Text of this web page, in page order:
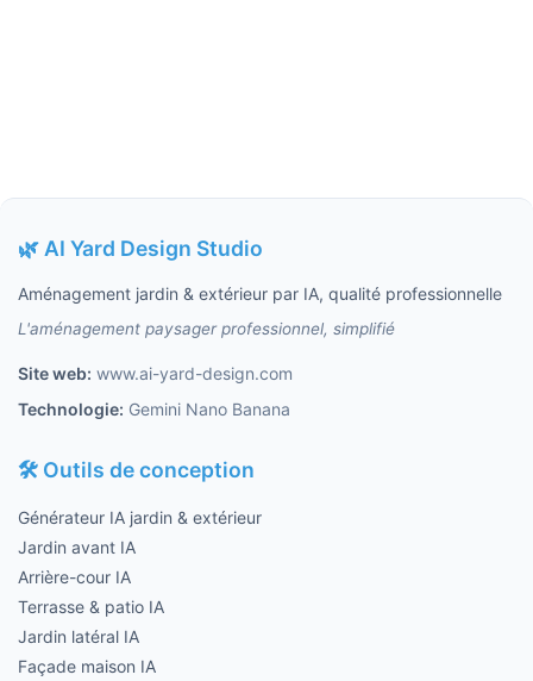
🌿 AI Yard Design Studio
Aménagement jardin & extérieur par IA, qualité professionnelle
L'aménagement paysager professionnel, simplifié
Site web: www.ai-yard-design.com
Technologie: Gemini Nano Banana
🛠️ Outils de conception
Générateur IA jardin & extérieur
Jardin avant IA
Arrière-cour IA
Terrasse & patio IA
Jardin latéral IA
Façade maison IA